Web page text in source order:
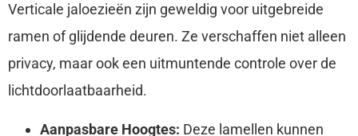
Verticale jaloezieën zijn geweldig voor uitgebreide
ramen of glijdende deuren. Ze verschaffen niet alleen
privacy, maar ook een uitmuntende controle over de
lichtdoorlaatbaarheid.
Aanpasbare Hoogtes: Deze lamellen kunnen